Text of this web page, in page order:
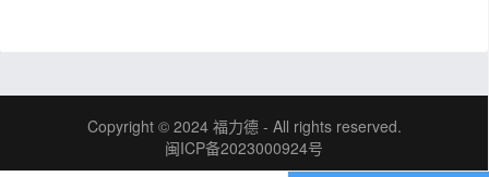
Copyright © 2024 福力德 - All rights reserved.
闽ICP备2023000924号